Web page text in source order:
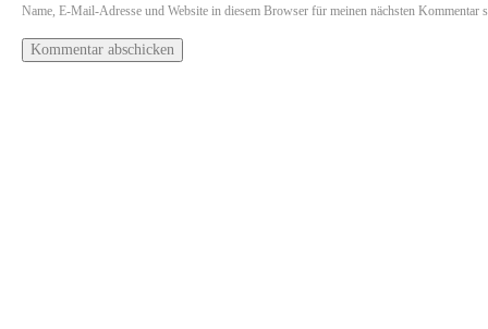
Name, E-Mail-Adresse und Website in diesem Browser für meinen nächsten Kommentar